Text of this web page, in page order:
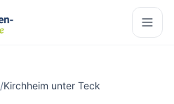
/Kirchheim unter Teck